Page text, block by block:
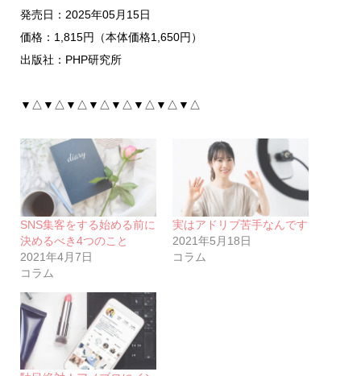
発売日：2025年05月15日
価格：1,815円（本体価格1,650円）
出版社：PHP研究所
▼△▼△▼△▼△▼△▼△▼△▼△
SNS集客をする始める前に
決めるべき4つのこと
2021年4月7日
コラム
実はアドリブ苦手なんです
2021年5月18日
コラム